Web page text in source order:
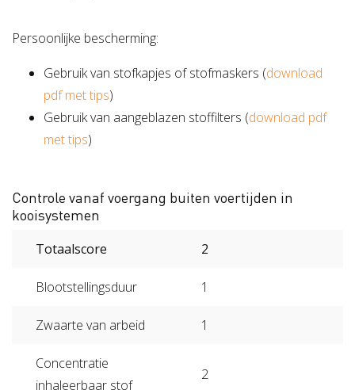
Persoonlijke bescherming:
Gebruik van stofkapjes of stofmaskers (download
pdf met tips)
Gebruik van aangeblazen stoffilters (download pdf
met tips)
Controle vanaf voergang buiten voertijden in
kooisystemen
Totaalscore 2
Blootstellingsduur 1
Zwaarte van arbeid 1
Concentratie
inhaleerbaar stof
2